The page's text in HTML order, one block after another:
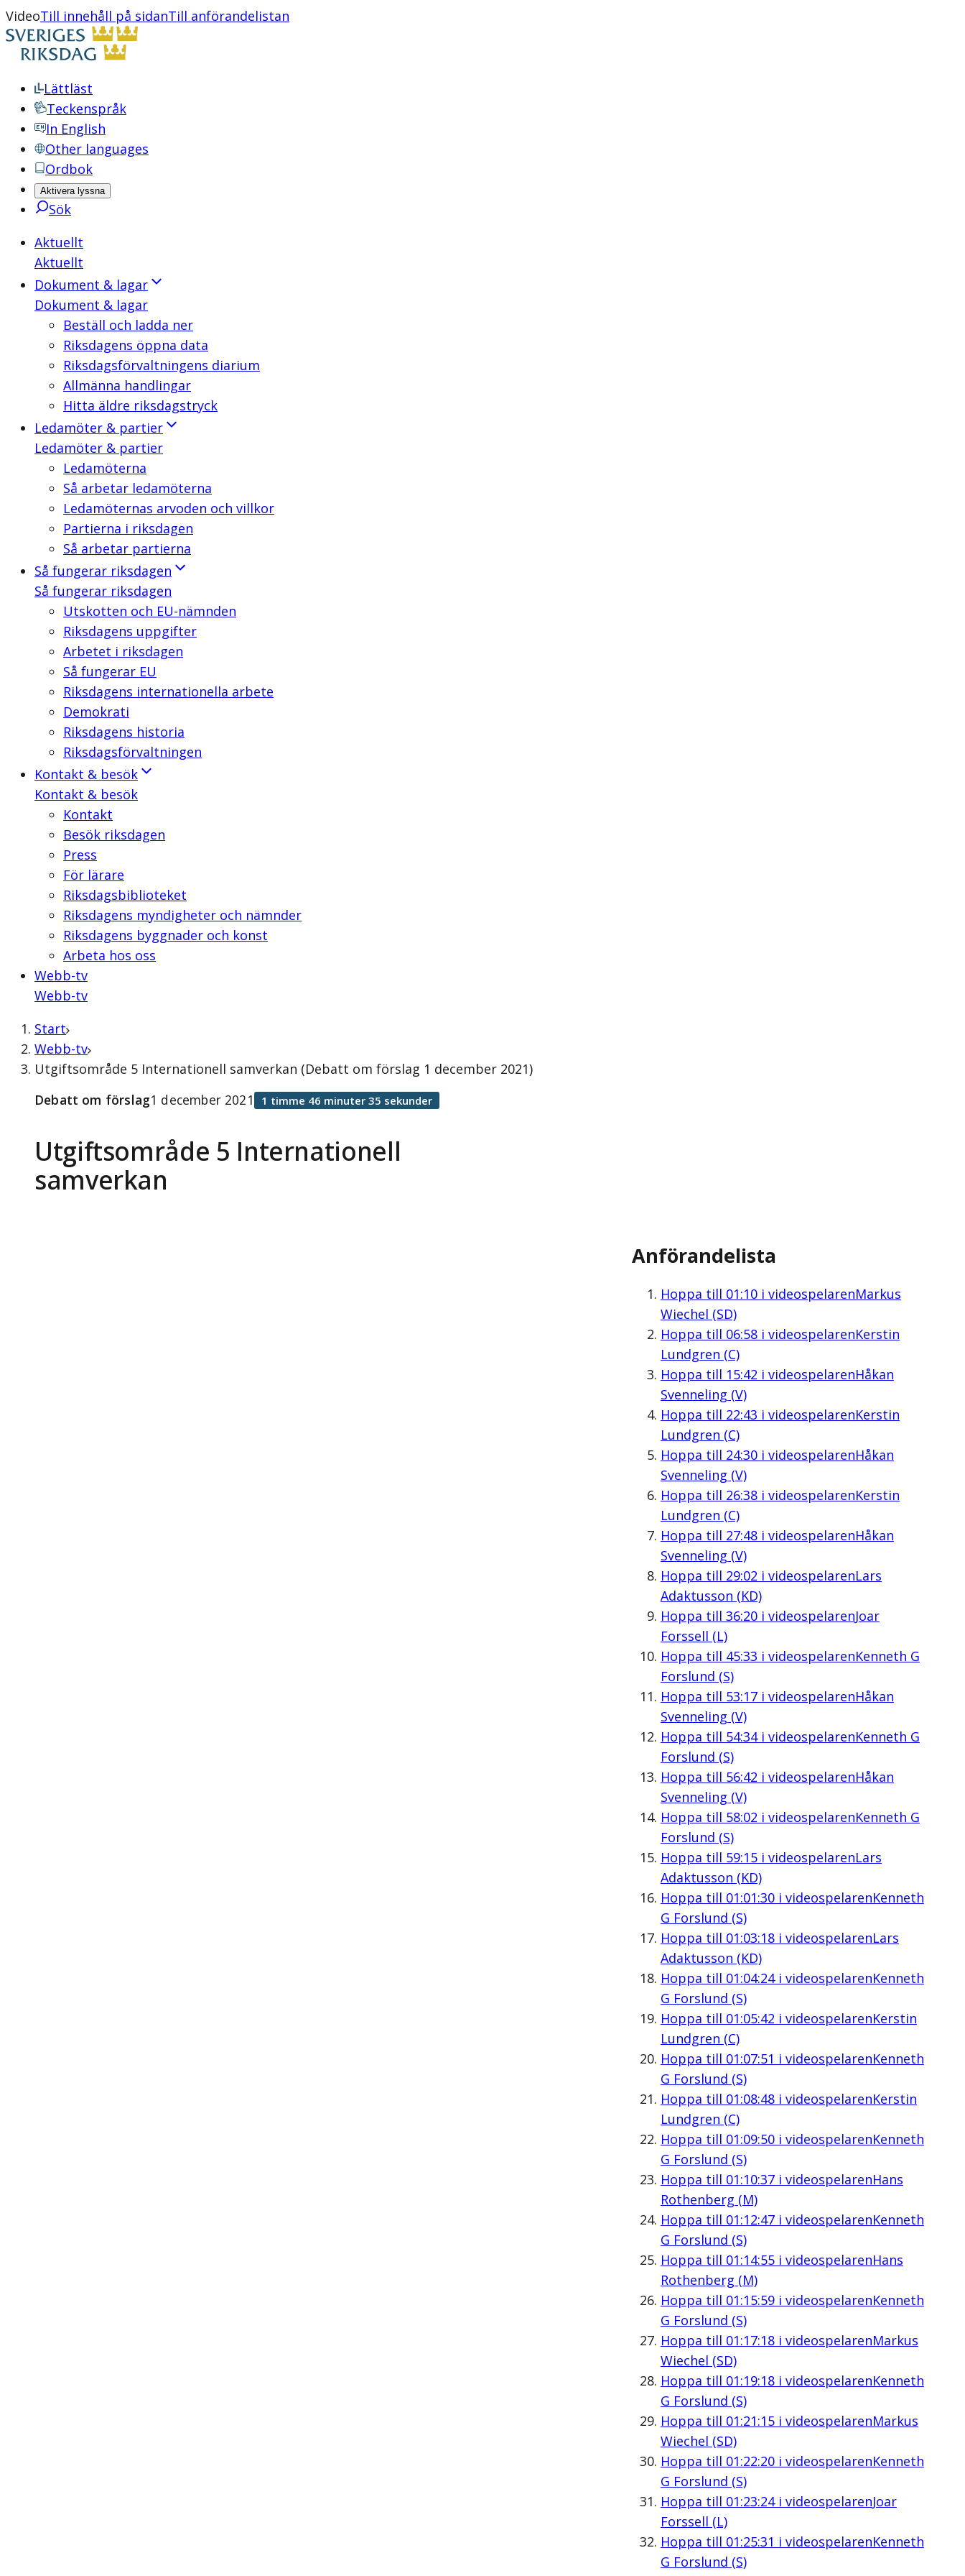
VideoTill innehåll på sidanTill anförandelistan
Lättläst
Teckenspråk
In English
Other languages
Ordbok
Aktivera lyssna
Sök
Aktuellt
Aktuellt
Dokument & lagar
Dokument & lagar
Beställ och ladda ner
Riksdagens öppna data
Riksdagsförvaltningens diarium
Allmänna handlingar
Hitta äldre riksdagstryck
Ledamöter & partier
Ledamöter & partier
Ledamöterna
Så arbetar ledamöterna
Ledamöternas arvoden och villkor
Partierna i riksdagen
Så arbetar partierna
Så fungerar riksdagen
Så fungerar riksdagen
Utskotten och EU-nämnden
Riksdagens uppgifter
Arbetet i riksdagen
Så fungerar EU
Riksdagens internationella arbete
Demokrati
Riksdagens historia
Riksdagsförvaltningen
Kontakt & besök
Kontakt & besök
Kontakt
Besök riksdagen
Press
För lärare
Riksdagsbiblioteket
Riksdagens myndigheter och nämnder
Riksdagens byggnader och konst
Arbeta hos oss
Webb-tv
Webb-tv
Start
Webb-tv
Utgiftsområde 5 Internationell samverkan (Debatt om förslag 1 december 2021)
Utgiftsområde 5 Internationell
samverkan
Debatt om förslag1 december 2021 1 timme 46 minuter 35 sekunder
Anförandelista
Hoppa till 01:10i videospelarenMarkus
Wiechel (SD)
Hoppa till 06:58i videospelarenKerstin
Lundgren (C)
Hoppa till 15:42 i videospelarenHåkan
Svenneling (V)
Hoppa till 22:43 i videospelarenKerstin
Lundgren (C)
Hoppa till 24:30i videospelarenHåkan
Svenneling (V)
Hoppa till 26:38i videospelarenKerstin
Lundgren (C)
Hoppa till 27:48i videospelarenHåkan
Svenneling (V)
Hoppa till 29:02 i videospelarenLars
Adaktusson (KD)
Hoppa till 36:20i videospelarenJoar
Forssell (L)
Hoppa till 45:33 i videospelarenKenneth G
Forslund (S)
Hoppa till 53:17i videospelarenHåkan
Svenneling (V)
Hoppa till 54:34i videospelarenKenneth G
Forslund (S)
Hoppa till 56:42 i videospelarenHåkan
Svenneling (V)
Hoppa till 58:02 i videospelarenKenneth G
Forslund (S)
Hoppa till 59:15i videospelarenLars
Adaktusson (KD)
Hoppa till 01:01:30i videospelarenKenneth
G Forslund (S)
Hoppa till 01:03:18i videospelarenLars
Adaktusson (KD)
Hoppa till 01:04:24i videospelarenKenneth
G Forslund (S)
Hoppa till 01:05:42 i videospelarenKerstin
Lundgren (C)
Hoppa till 01:07:51 i videospelarenKenneth
G Forslund (S)
Hoppa till 01:08:48i videospelarenKerstin
Lundgren (C)
Hoppa till 01:09:50i videospelarenKenneth
G Forslund (S)
Hoppa till 01:10:37i videospelarenHans
Rothenberg (M)
Hoppa till 01:12:47i videospelarenKenneth
G Forslund (S)
Hoppa till 01:14:55i videospelarenHans
Rothenberg (M)
Hoppa till 01:15:59i videospelarenKenneth
G Forslund (S)
Hoppa till 01:17:18i videospelarenMarkus
Wiechel (SD)
Hoppa till 01:19:18i videospelarenKenneth
G Forslund (S)
Hoppa till 01:21:15i videospelarenMarkus
Wiechel (SD)
Hoppa till 01:22:20i videospelarenKenneth
G Forslund (S)
Hoppa till 01:23:24i videospelarenJoar
Forssell (L)
Hoppa till 01:25:31 i videospelarenKenneth
G Forslund (S)